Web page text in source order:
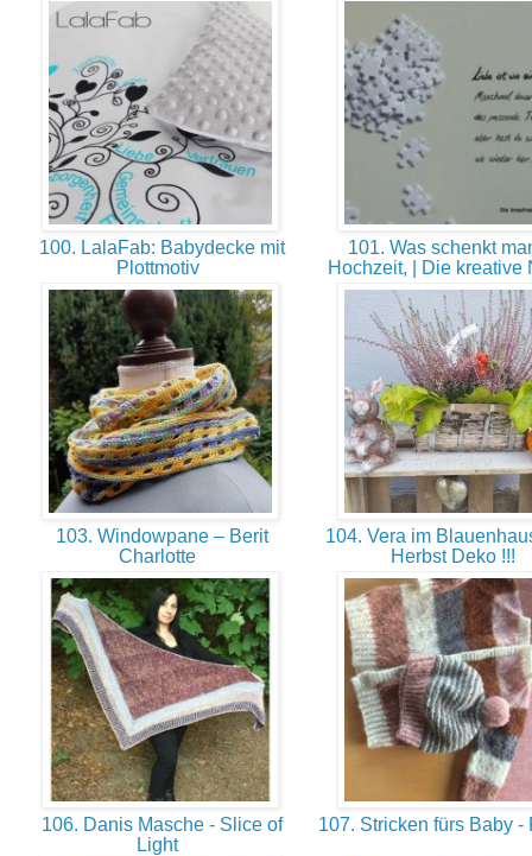
100. LalaFab: Babydecke mit
Plottmotiv
101. Was schenkt
Hochzeit, | Die kreative
103. Windowpane – Berit
Charlotte
104. Vera im
Herbst Deko !!!
106. Danis Masche - Slice of
Light
107. Stricken fürs Baby